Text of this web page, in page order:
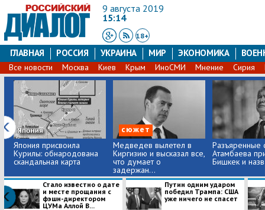
9 августа 2019
15:14
18+
ГЛАВНАЯ РОССИЯ УКРАИНА МИР ЭКОНОМИКА
Все новости Москва Киев Крым ИноСМИ Мнение Сирия
​Япония присвоила
Курилы: обнародована
скандальная карта
сюжет
Медведев вылетел в
Киргизию и высказал все,
что думает о
задержан...
Разъяренные
Атамбаева
Бишкек и
​Стало известно о дате
и месте прощания с
фэшн-директором
ЦУМа Аллой В...
Путин одним ударом
победил Трампа: США
уже ничего не спасет